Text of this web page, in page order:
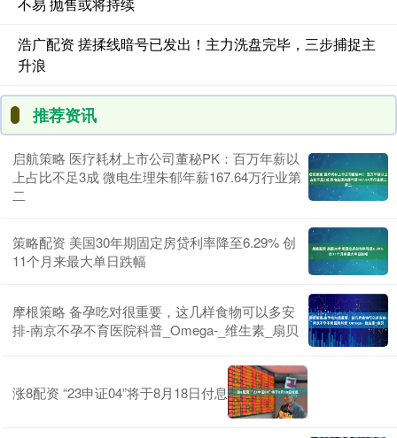
不易 抛售或将持续
浩广配资 搓揉线暗号已发出！主力洗盘完毕，三步捕捉主
升浪
推荐资讯
启航策略 医疗耗材上市公司董秘PK：百万年薪以
上占比不足3成 微电生理朱郁年薪167.64万行业第
二
策略配资 美国30年期固定房贷利率降至6.29% 创
11个月来最大单日跌幅
摩根策略 备孕吃对很重要，这几样食物可以多安
排-南京不孕不育医院科普_Omega-_维生素_扇贝
涨8配资 “23申证04”将于8月18日付息